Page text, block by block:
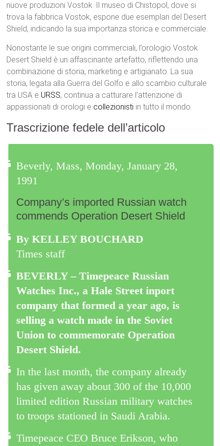
nuove produzioni Vostok. Il museo di Chistopol, dove si
trova la fabbrica Vostok, espone due esemplari del Desert
Shield, indicando la sua importanza storica e commerciale.
Nonostante le sue origini commerciali, l’orologio Vostok
Desert Shield è un affascinante artefatto, riflettendo una
combinazione di storia, marketing e artigianato. La sua
storia, legata alla Guerra del Golfo e allo scambio culturale
tra USA e URSS, continua a catturare l’attenzione di
appassionati di orologi e collezionisti in tutto il mondo.
Trascrizione fedele dell’articolo
Beverly, Mass, Monday, January 28,
1991
Company’s imported Russian watch
commends Operation Desert Shield
By KELLEY BOUCHARD
Times staff
BEVERLY – Timepeace Russian
Watches Inc., a Hale Street inport
company that formed a year ago, is
selling a watch made in the Soviet
Union to commemorate Operation
Desert Shield.
In the last month, the company already
has given away about 300 of the 10,000
limited edition Russian military watches
to troops stationed in Saudi Arabia.
Timepeace CEO Bruce Erikson, who